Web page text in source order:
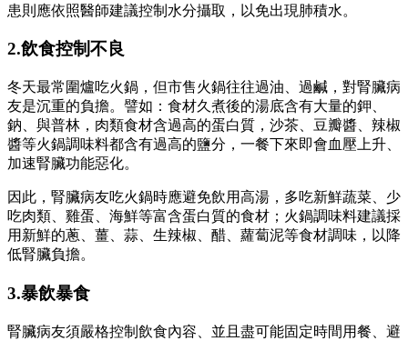
患則應依照醫師建議控制水分攝取，以免出現肺積水。
2.飲食控制不良
冬天最常圍爐吃火鍋，但市售火鍋往往過油、過鹹，對腎臟病
友是沉重的負擔。譬如：食材久煮後的湯底含有大量的鉀、
鈉、與普林，肉類食材含過高的蛋白質，沙茶、豆瓣醬、辣椒
醬等火鍋調味料都含有過高的鹽分，一餐下來即會血壓上升、
加速腎臟功能惡化。
因此，腎臟病友吃火鍋時應避免飲用高湯，多吃新鮮蔬菜、少
吃肉類、雞蛋、海鮮等富含蛋白質的食材；火鍋調味料建議採
用新鮮的蔥、薑、蒜、生辣椒、醋、蘿蔔泥等食材調味，以降
低腎臟負擔。
3.暴飲暴食
腎臟病友須嚴格控制飲食內容、並且盡可能固定時間用餐、避